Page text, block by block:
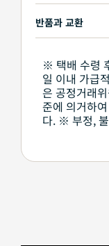
반품과 교환
※ 택배 수령
일 이내 가급
은 공정거래
준에 의거하
다. ※ 부정,